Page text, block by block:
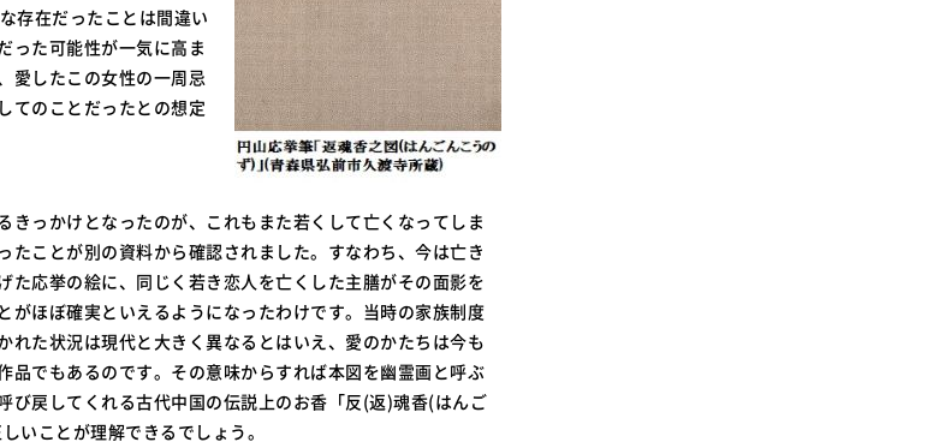
存在だったことは間違い
った可能性が一気に高ま
愛したこの女性の一周忌
てのことだったとの想定
きっかけとなったのが、これもまた若くして亡くなってしま
たことが別の資料から確認されました。すなわち、今は亡き
た応挙の絵に、同じく若き恋人を亡くした主膳がその面影を
がほぼ確実といえるようになったわけです。当時の家族制度
れた状況は現代と大きく異なるとはいえ、愛のかたちは今も
品でもあるのです。その意味からすれば本図を幽霊画と呼ぶ
び戻してくれる古代中国の伝説上のお香「反(返)魂香(はんご
いことが理解できるでしょう。